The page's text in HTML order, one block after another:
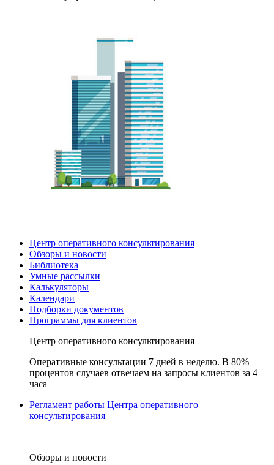
Центр оперативного консультирования
Обзоры и новости
Библиотека
Умные рассылки
Калькуляторы
Календари
Подборки документов
Программы для клиентов
Центр оперативного консультирования
Оперативные консультации 7 дней в неделю. В 80%
процентов случаев отвечаем на запросы клиентов за 4
часа
Регламент работы Центра оперативного
консультирования
Обзоры и новости